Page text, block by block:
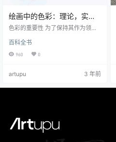
绘画中的色彩：理论，实
践，颜料
色彩的重要性 为了保持其作为领先
大程度上依赖于色彩的使用来产生
其影响力，情绪和深度。 色彩对观
变作品。 即使是史前最早的指数 石
年）是原始颜料使用方面的专家，
百科全书
960 0
artupu 3 年前